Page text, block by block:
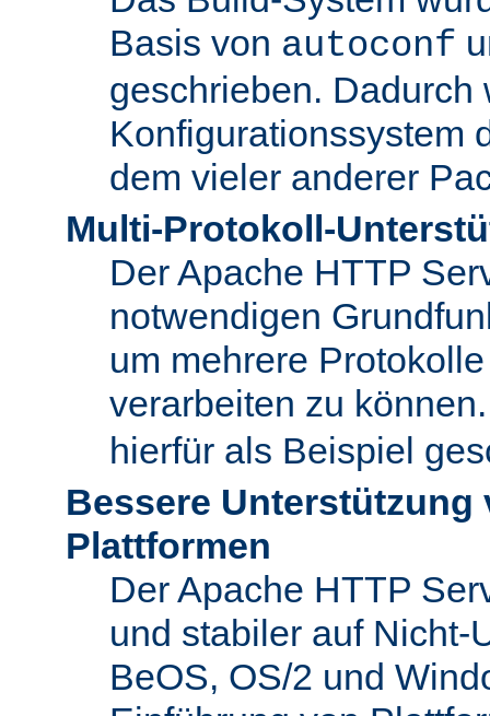
Basis von autoconf
geschrieben. Dadurch
Konfigurationssystem
dem vieler anderer
Multi-Protokoll-
Der Apache HTTP
notwendigen
um mehrere
verarbeiten zu
hierfür als Beispiel
Bessere Unterstützung
Plattformen
Der Apache HTTP
und stabiler auf Nicht-
BeOS, OS/2 und